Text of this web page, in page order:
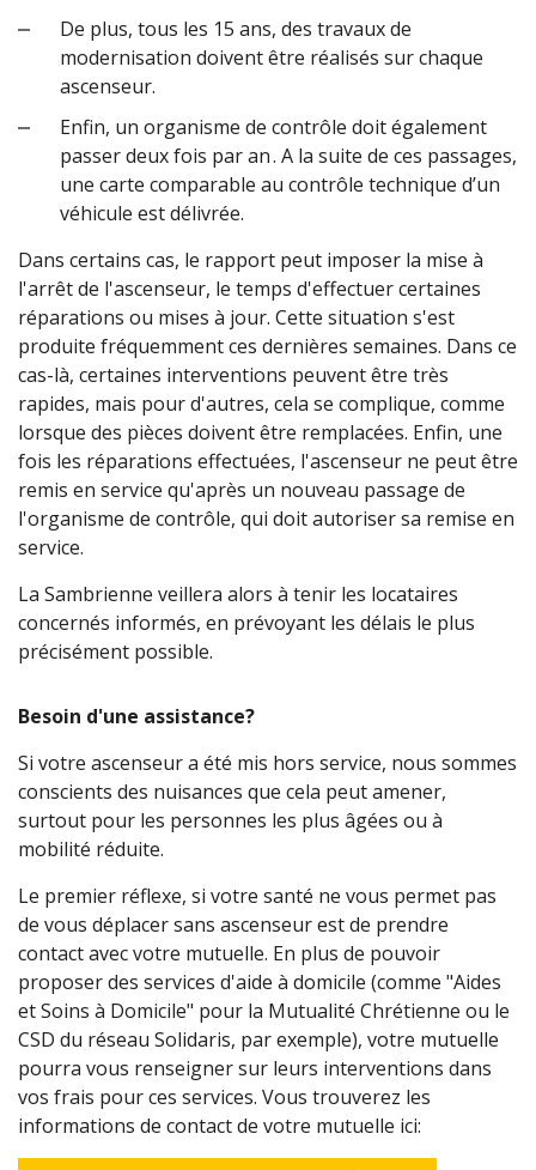
De plus, tous les 15 ans, des travaux de
modernisation doivent être réalisés sur chaque
ascenseur.
Enfin, un organisme de contrôle doit également
passer deux fois par an . A la suite de ces passages,
une carte comparable au contrôle technique d’un
véhicule est délivrée.
Dans certains cas, le rapport peut imposer la mise à
l'arrêt de l'ascenseur, le temps d'effectuer certaines
réparations ou mises à jour. Cette situation s'est
produite fréquemment ces dernières semaines. Dans ce
cas-là, certaines interventions peuvent être très
rapides, mais pour d'autres, cela se complique, comme
lorsque des pièces doivent être remplacées. Enfin, une
fois les réparations effectuées, l'ascenseur ne peut être
remis en service qu'après un nouveau passage de
l'organisme de contrôle, qui doit autoriser sa remise en
service.
La Sambrienne veillera alors à tenir les locataires
concernés informés, en prévoyant les délais le plus
précisément possible.
Besoin d'une assistance?
Si votre ascenseur a été mis hors service, nous sommes
conscients des nuisances que cela peut amener,
surtout pour les personnes les plus âgées ou à
mobilité réduite.
Le premier réflexe, si votre santé ne vous permet pas
de vous déplacer sans ascenseur est de prendre
contact avec votre mutuelle. En plus de pouvoir
proposer des services d'aide à domicile (comme "Aides
et Soins à Domicile" pour la Mutualité Chrétienne ou le
CSD du réseau Solidaris, par exemple), votre mutuelle
pourra vous renseigner sur leurs interventions dans
vos frais pour ces services. Vous trouverez les
informations de contact de votre mutuelle ici: